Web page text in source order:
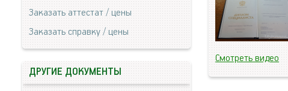
Смотреть видео
Заказать аттестат / цены
Заказать справку / цены
ДРУГИЕ ДОКУМЕНТЫ